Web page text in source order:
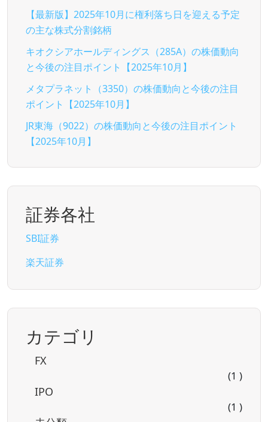
【最新版】2025年10月に権利落ち日を迎える予定
の主な株式分割銘柄
キオクシアホールディングス（285A）の株価動向
と今後の注目ポイント【2025年10月】
メタプラネット（3350）の株価動向と今後の注目
ポイント【2025年10月】
JR東海（9022）の株価動向と今後の注目ポイント
【2025年10月】
証券各社
SBI証券
楽天証券
カテゴリ
FX
(1 )
IPO
(1 )